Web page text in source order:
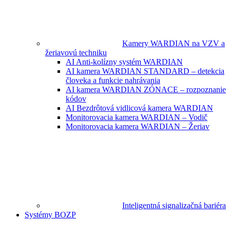
Kamery WARDIAN na VZV a
žeriavovú techniku
AI Anti-kolízny systém WARDIAN
AI kamera WARDIAN STANDARD – detekcia
človeka a funkcie nahrávania
AI kamera WARDIAN ZÓNACE – rozpoznanie
kódov
AI Bezdrôtová vidlicová kamera WARDIAN
Monitorovacia kamera WARDIAN – Vodič
Monitorovacia kamera WARDIAN – Žeriav
Inteligentná signalizačná bariéra
Systémy BOZP